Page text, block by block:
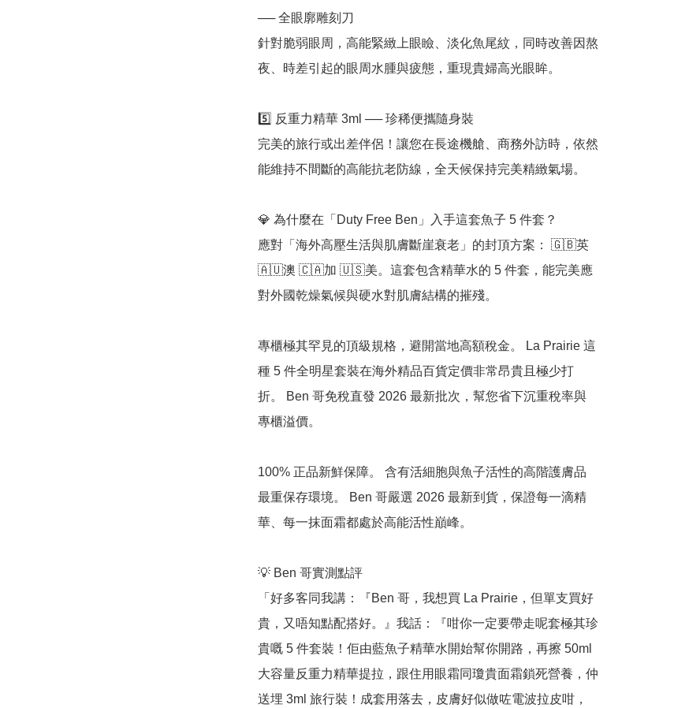
── 全眼廓雕刻刀
針對脆弱眼周，高能緊緻上眼瞼、淡化魚尾紋，同時改善因熬
夜、時差引起的眼周水腫與疲態，重現貴婦高光眼眸。
5️⃣ 反重力精華 3ml ── 珍稀便攜隨身裝
完美的旅行或出差伴侶！讓您在長途機艙、商務外訪時，依然
能維持不間斷的高能抗老防線，全天候保持完美精緻氣場。
💎 為什麼在「Duty Free Ben」入手這套魚子 5 件套？
應對「海外高壓生活與肌膚斷崖衰老」的封頂方案： 🇬🇧英
🇦🇺澳 🇨🇦加 🇺🇸美。這套包含精華水的 5 件套，能完美應
對外國乾燥氣候與硬水對肌膚結構的摧殘。
專櫃極其罕見的頂級規格，避開當地高額稅金。 La Prairie 這
種 5 件全明星套裝在海外精品百貨定價非常昂貴且極少打
折。 Ben 哥免稅直發 2026 最新批次，幫您省下沉重稅率與
專櫃溢價。
100% 正品新鮮保障。 含有活細胞與魚子活性的高階護膚品
最重保存環境。 Ben 哥嚴選 2026 最新到貨，保證每一滴精
華、每一抹面霜都處於高能活性巔峰。
💡 Ben 哥實測點評
「好多客同我講：『Ben 哥，我想買 La Prairie，但單支買好
貴，又唔知點配搭好。』我話：『咁你一定要帶走呢套極其珍
貴嘅 5 件套裝！佢由藍魚子精華水開始幫你開路，再擦 50ml
大容量反重力精華提拉，跟住用眼霜同瓊貴面霜鎖死營養，仲
送埋 3ml 旅行裝！成套用落去，皮膚好似做咗電波拉皮咁，